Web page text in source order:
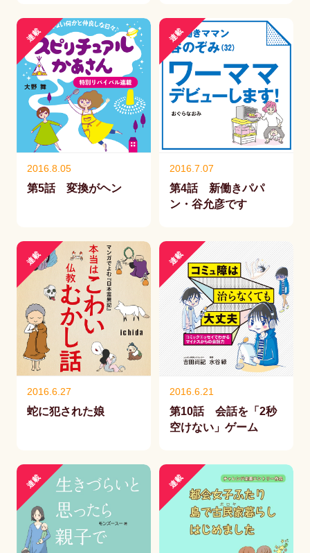
連載
2016.8.05
第5話 変換がヘン
連載
2016.7.07
第4話 新働きパパ
ン・谷允彦です
連載
2016.6.27
蛇に犯された娘
連載
2016.6.21
第10話 会話を「2秒
空けない」ゲーム
連載 連載